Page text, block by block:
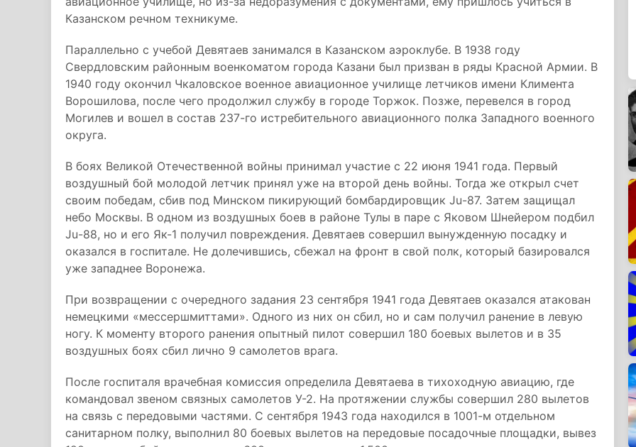
Казанском речном техникуме.
Параллельно с учебой Девятаев занимался в Казанском аэроклубе. В 1938 году
Свердловским районным военкоматом города Казани был призван в ряды Красной Армии. В
1940 году окончил Чкаловское военное авиационное училище летчиков имени Климента
Ворошилова, после чего продолжил службу в городе Торжок. Позже, перевелся в город
Могилев и вошел в состав 237-го истребительного авиационного полка Западного военного
округа.
В боях Великой Отечественной войны принимал участие с 22 июня 1941 года. Первый
воздушный бой молодой летчик принял уже на второй день войны. Тогда же открыл счет
своим победам, сбив под Минском пикирующий бомбардировщик Ju-87. Затем защищал
небо Москвы. В одном из воздушных боев в районе Тулы в паре с Яковом Шнейером подбил
Ju-88, но и его Як-1 получил повреждения. Девятаев совершил вынужденную посадку и
оказался в госпитале. Не долечившись, сбежал на фронт в свой полк, который базировался
уже западнее Воронежа.
При возвращении с очередного задания 23 сентября 1941 года Девятаев оказался атакован
немецкими «мессершмиттами». Одного из них он сбил, но и сам получил ранение в левую
ногу. К моменту второго ранения опытный пилот совершил 180 боевых вылетов и в 35
воздушных боях сбил лично 9 самолетов врага.
После госпиталя врачебная комиссия определила Девятаева в тихоходную авиацию, где
командовал звеном связных самолетов У-2. На протяжении службы совершил 280 вылетов
на связь с передовыми частями. С сентября 1943 года находился в 1001-м отдельном
санитарном полку, выполнил 80 боевых вылетов на передовые посадочные площадки, вывез